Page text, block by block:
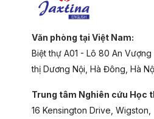
Văn phòng tại Việt Nam:
Biệt thự A01 - Lô 80 An Vượng
thị Dương Nội, Hà Đông, Hà
Trung tâm Nghiên cứu Học
16 Kensington Drive, Wigston,